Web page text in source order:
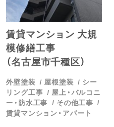
賃貸マンション 大規
模修繕工事
（名古屋市千種区）
外壁塗装 屋根塗装
シー
リング工事
屋上・バルコニ
ー・防水工事
その他工事
賃貸マンション・アパート